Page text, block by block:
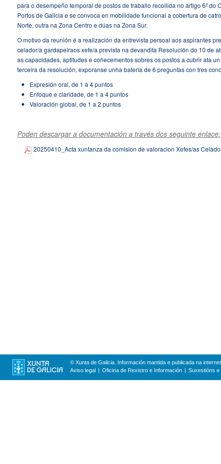
para o desempeño temporal de postos de traballo recollida no artigo 6º
Portos de Galicia e se convoca en mobilidade funcional a cobertura de
Norte, outra na Zona Centro e dúas na Zona Sur.
O motivo da reunión é a realización da entrevista persoal aos aspirantes
celador/a gardapeiraos xefe/a prevista na devandita Resolución do 10 de
as capacidades, aptitudes e coñecementos sobres os postos a cubrir ata
terceira da resolución, exporanse unha batería de 6 preguntas con tres
Expresión oral, de 1 a 4 puntos
Enfoque e claridade, de 1 a 4 puntos
Valoración global, de 1 a 2 puntos
Poden descargar a documentación a través dos seguinte enlace:
20250410_Acta xuntanza da comision de valoracion Xefes/as
© Xunta de Galicia. Información mantida e publicada na
Aviso legal
Oficina de Rexistro e Información Suxestións e